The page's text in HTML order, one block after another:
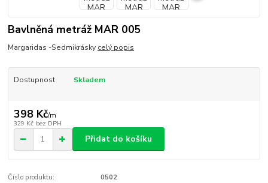
Bavlněná metráž MAR 005
Margaridas -Sedmikrásky celý popis
Dostupnost Skladem
398 Kč/m
329 Kč bez DPH
Přidat do košíku
Číslo produktu: 0502